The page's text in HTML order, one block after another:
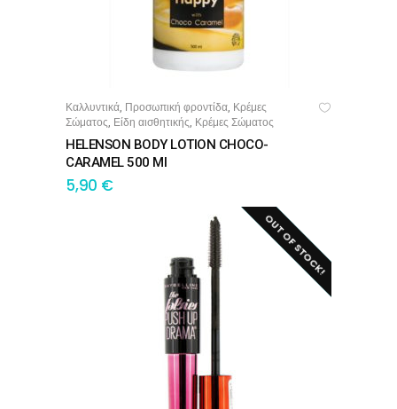
ΠΡΟΣΘΉΚΗ ΣΤΟ ΚΑΛΆΘΙ
Καλλυντικά, Προσωπική φροντίδα, Κρέμες
Σώματος, Είδη αισθητικής, Κρέμες Σώματος
HELENSON BODY LOTION CHOCO-
CARAMEL 500 Ml
5,90 €
SALE!
OUT OF STOCK!